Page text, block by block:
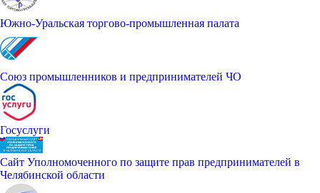
Южно-Уральская торгово-промышленная палата
Союз промышленников и предпринимателей ЧО
Госуслуги
Сайт Уполномоченного по защите прав предпринимателей в
Челябинской области